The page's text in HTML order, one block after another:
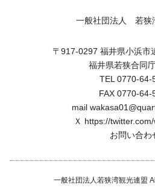
一般社団法人 若狭
〒917-0297 福井県小浜市
福井県若狭合同
TEL 0770-64-
FAX 0770-64-
mail
Ｘ https://
お問い合わ
一般社団法人若狭湾観光連盟